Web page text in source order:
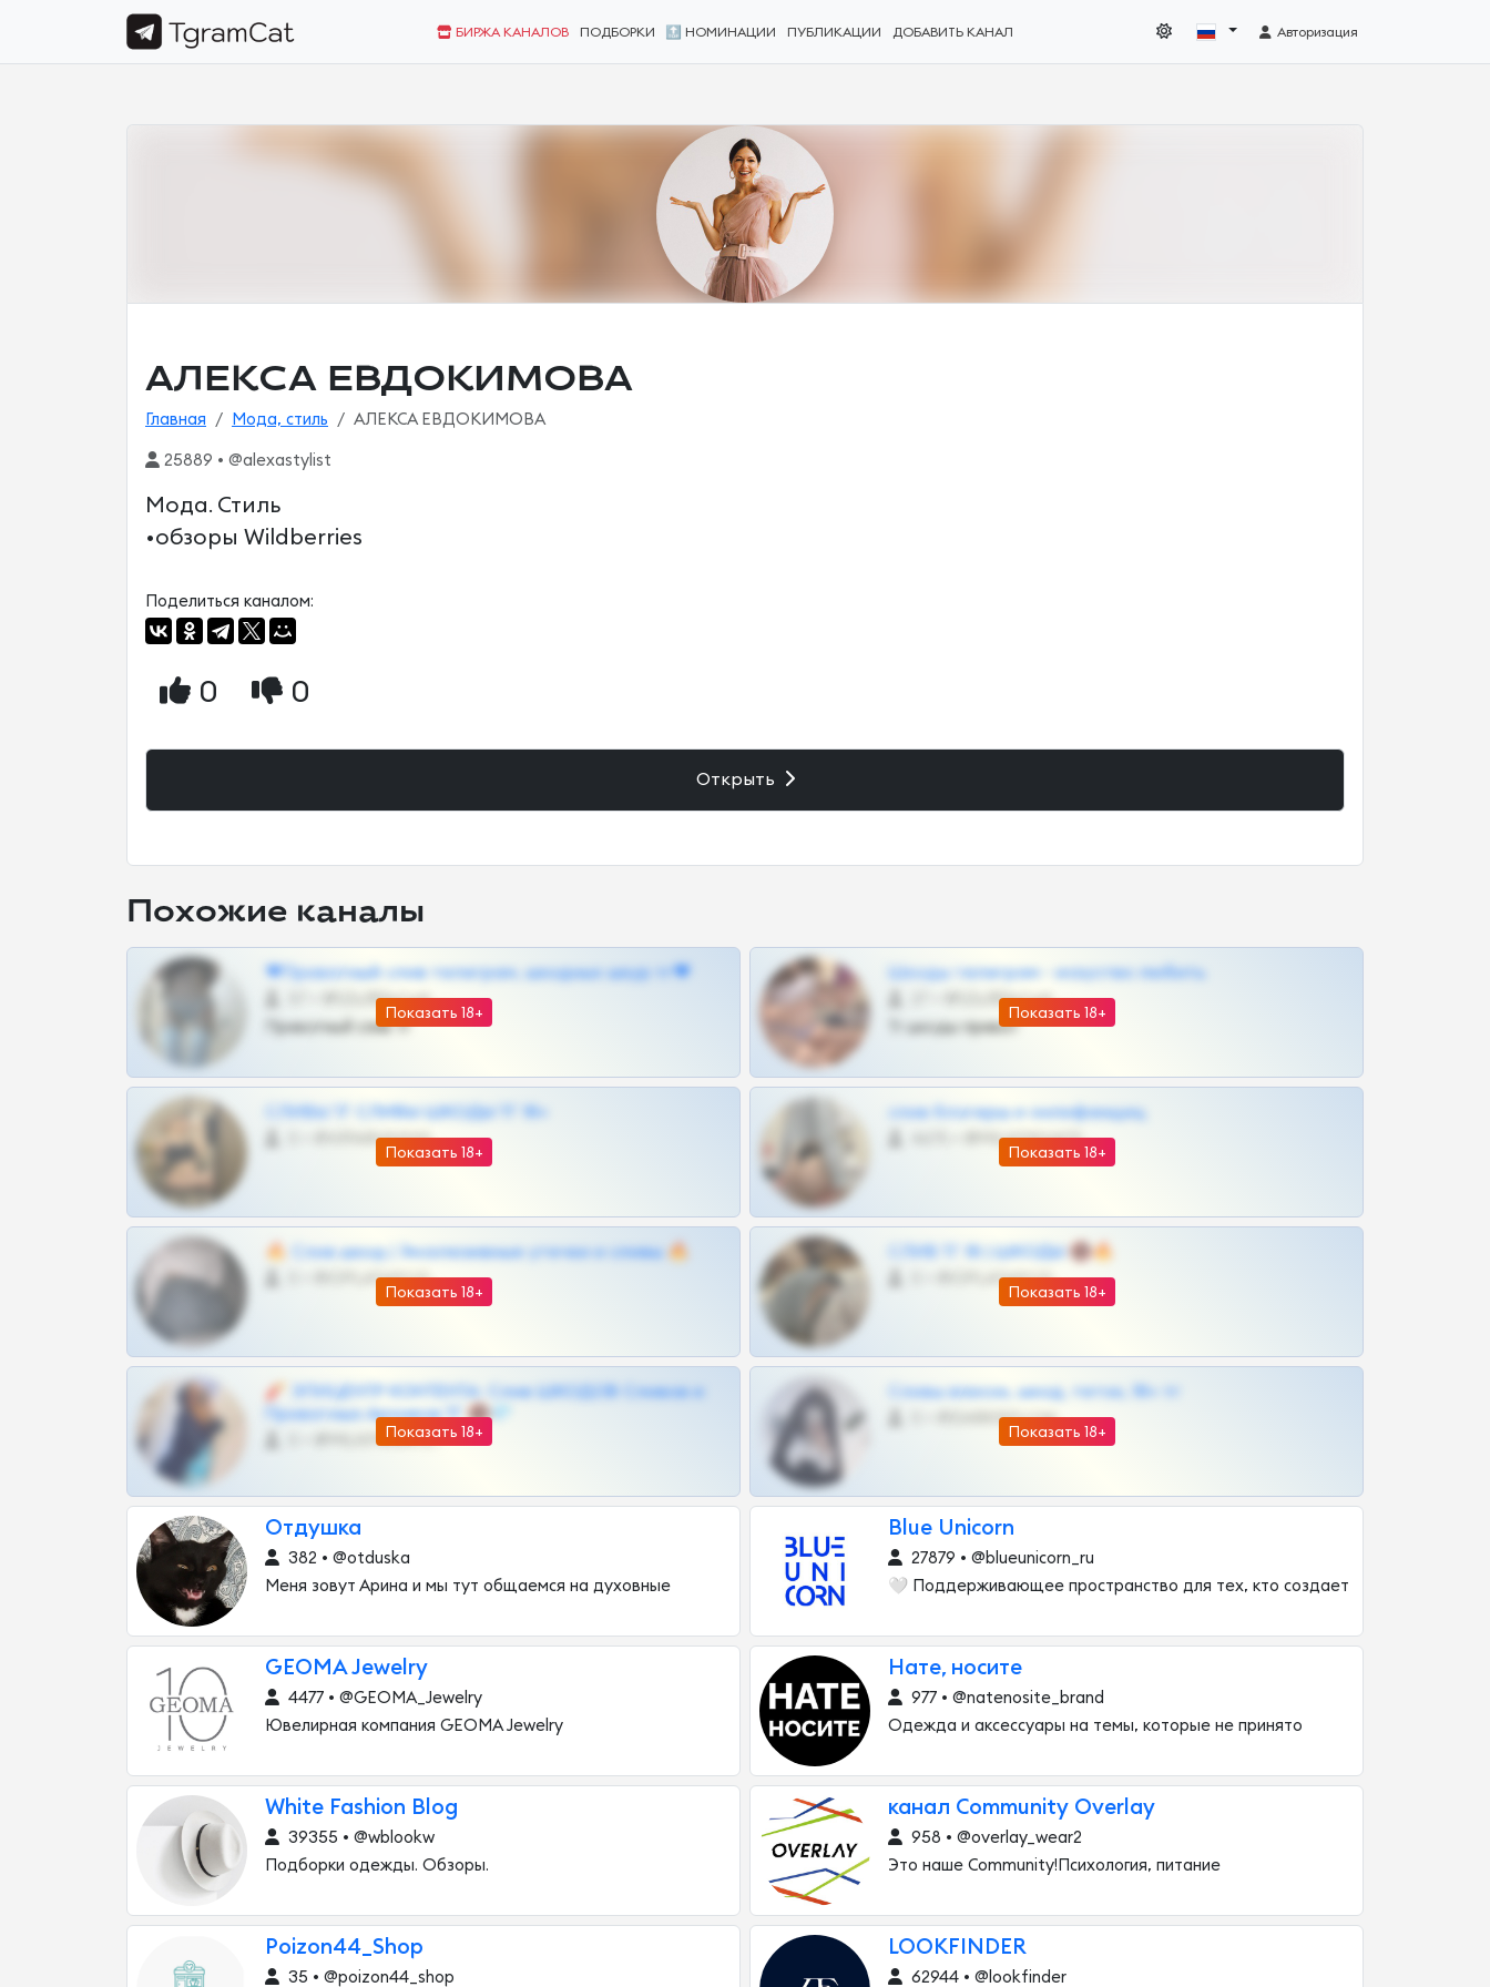
БИРЖА КАНАЛОВ ПОДБОРКИ 🔝 НОМИНАЦИИ ПУБЛИКАЦИИ ДОБАВИТЬ КАНАЛ Авторизация
АЛЕКСА ЕВДОКИМОВА
Главная Мода, стиль АЛЕКСА ЕВДОКИМОВА
25889 • @alexastylist
Мода. Стиль
•обзоры Wildberries
Поделиться каналом:
0 0
Открыть
Похожие каналы
Показать 18+
❤Приватный слив телеграм, шкодных шкур тг❤
@SZu3ll3sCatt_bot
Приватный слив тг
Показать 18+
Шкоды телеграм - искуство любить
@SZu3ll3sCatt_bot
Тг шкоды приват
Показать 18+
СЛИВЫ ТГ СЛИВЫ ШКОДЫ ТГ 18+
@VIPARHIVS55BOT
Показать 18+
слив блогерш и онлифанщиц
@MILKPRIVATES39BOT
Показать 18+
🔥 Слив шкод | Эксклюзивные утечки и сливы 🔥
@OPLATAPODPSK1BOT
Показать 18+
СЛИВ ТГ 18 | ШКОДЫ 🔞🔥
@OPLATAPODPSK1BOT
Показать 18+
🧨 ЭПИЦЕНТР КОНТЕНТА: Слив ШКОДОВ Сливов и
Приватных Архивов ТГ 🔞💎
@MILKPRIVATES39BOT
Показать 18+
Сливы вписок, шкод, теток, 18+ тг
@DARK15FLOWSBOT
Отдушка
382 • @otduska
Меня зовут Арина и мы тут общаемся на духовные
Blue Unicorn
27879 • @blueunicorn_ru
🤍 Поддерживающее пространство для тех, кто создает
GEOMA Jewelry
4477 • @GEOMA_Jewelry
Ювелирная компания GEOMA Jewelry
Нате, носите
977 • @natenosite_brand
Одежда и аксессуары на темы, которые не принято
White Fashion Blog
39355 • @wblookw
Подборки одежды. Обзоры.
канал Community Overlay
958 • @overlay_wear2
Это наше Community!Психология, питание
Poizon44_Shop
35 • @poizon44_shop
LOOKFINDER
62944 • @lookfinder